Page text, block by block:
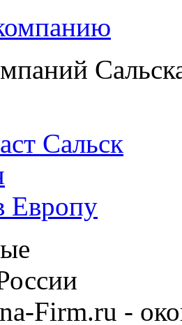
Сальск
Европу
Firm.ru -